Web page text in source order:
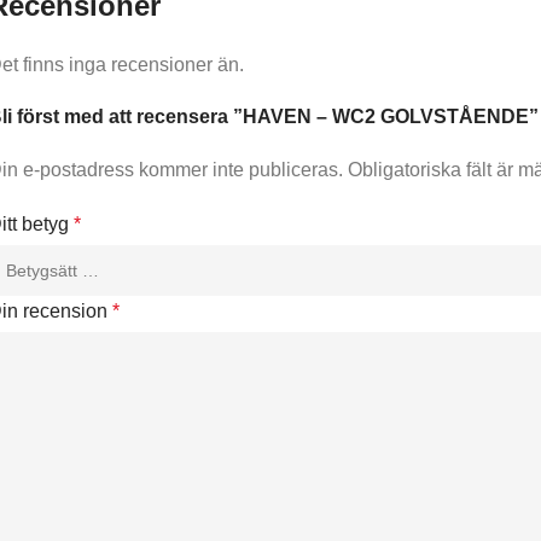
finns inga recensioner än.
först med att recensera ”HAVEN – WC2 GOLVSTÅENDE”
e-postadress kommer inte publiceras. Obligatoriska fält är
betyg *
recension *